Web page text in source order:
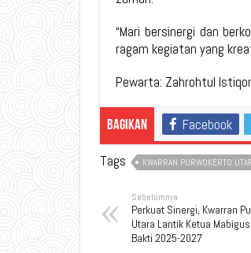
“Mari bersinergi dan
ragam kegiatan yang
Pewarta: Zahrohtul
Bagikan Facebook
Tags KWARRAN PURWOKERTO
Sebelumnya
Perkuat Sinergi, Kwarran
Utara Lantik Ketua
Bakti 2025-2027